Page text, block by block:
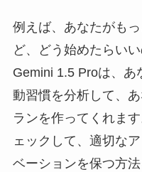
例えば、あなたがも
ど、どう始めたらい
Gemini 1.5 Proは、あ
動習慣を分析して、
ランを作ってくれま
ェックして、適切な
ベーションを保つ方